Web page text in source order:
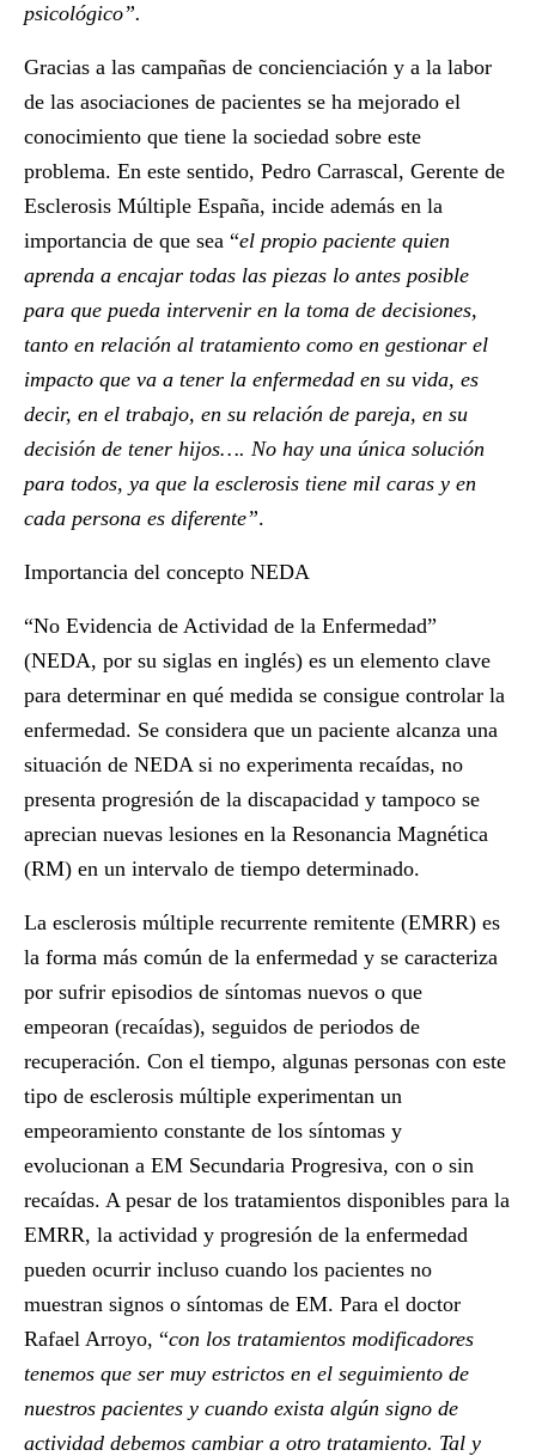
psicológico”.
Gracias a las campañas de concienciación y a la labor
de las asociaciones de pacientes se ha mejorado el
conocimiento que tiene la sociedad sobre este
problema. En este sentido, Pedro Carrascal, Gerente de
Esclerosis Múltiple España, incide además en la
importancia de que sea “el propio paciente quien
aprenda a encajar todas las piezas lo antes posible
para que pueda intervenir en la toma de decisiones,
tanto en relación al tratamiento como en gestionar el
impacto que va a tener la enfermedad en su vida, es
decir, en el trabajo, en su relación de pareja, en su
decisión de tener hijos…. No hay una única solución
para todos, ya que la esclerosis tiene mil caras y en
cada persona es diferente”.
Importancia del concepto NEDA
“No Evidencia de Actividad de la Enfermedad”
(NEDA, por su siglas en inglés) es un elemento clave
para determinar en qué medida se consigue controlar la
enfermedad. Se considera que un paciente alcanza una
situación de NEDA si no experimenta recaídas, no
presenta progresión de la discapacidad y tampoco se
aprecian nuevas lesiones en la Resonancia Magnética
(RM) en un intervalo de tiempo determinado.
La esclerosis múltiple recurrente remitente (EMRR) es
la forma más común de la enfermedad y se caracteriza
por sufrir episodios de síntomas nuevos o que
empeoran (recaídas), seguidos de periodos de
recuperación. Con el tiempo, algunas personas con este
tipo de esclerosis múltiple experimentan un
empeoramiento constante de los síntomas y
evolucionan a EM Secundaria Progresiva, con o sin
recaídas. A pesar de los tratamientos disponibles para la
EMRR, la actividad y progresión de la enfermedad
pueden ocurrir incluso cuando los pacientes no
muestran signos o síntomas de EM. Para el doctor
Rafael Arroyo, “con los tratamientos modificadores
tenemos que ser muy estrictos en el seguimiento de
nuestros pacientes y cuando exista algún signo de
actividad debemos cambiar a otro tratamiento. Tal y